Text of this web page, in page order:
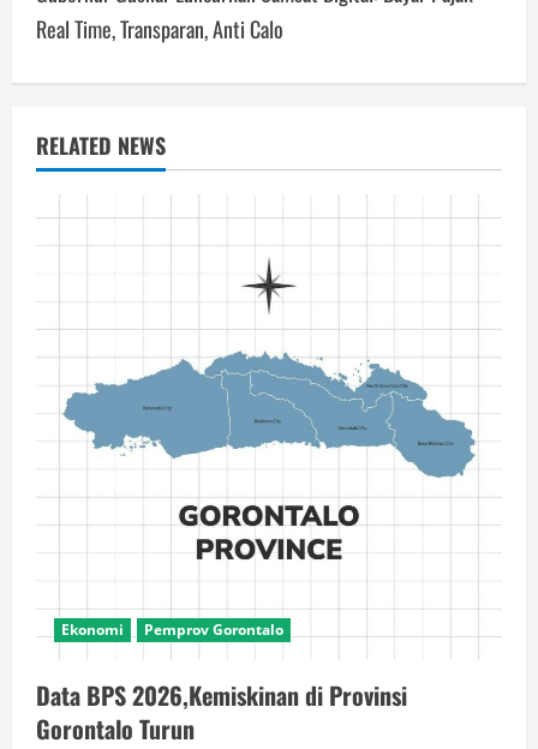
Real Time, Transparan, Anti Calo
RELATED NEWS
Ekonomi Pemprov Gorontalo
Data BPS 2026,Kemiskinan di Provinsi
Gorontalo Turun